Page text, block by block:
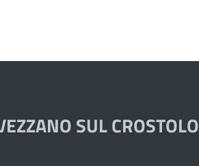
SUL CROSTOLO